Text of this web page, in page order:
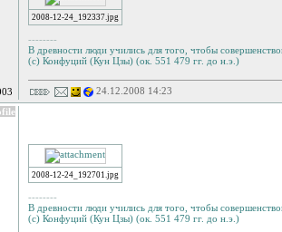
2008-12-24_192337.jpg
--------
В древности люди учились для того, чтобы
(с) Конфуций (Кун Цзы) (ок. 551 479 гг. до н.э.)
24.12.2008 14:23
2008-12-24_192701.jpg
--------
В древности люди учились для того, чтобы
(с) Конфуций (Кун Цзы) (ок. 551 479 гг. до н.э.)